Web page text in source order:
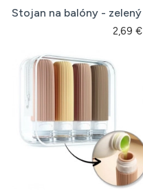
Stojan na balóny - zelený
2,69 €